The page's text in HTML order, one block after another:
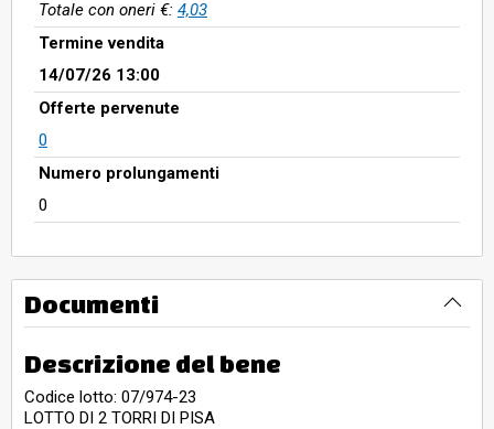
Totale con oneri €: 4,03
Termine vendita
14/07/26 13:00
Offerte pervenute
0
Numero prolungamenti
0
Documenti
Descrizione del bene
Codice lotto: 07/974-23
LOTTO DI 2 TORRI DI PISA